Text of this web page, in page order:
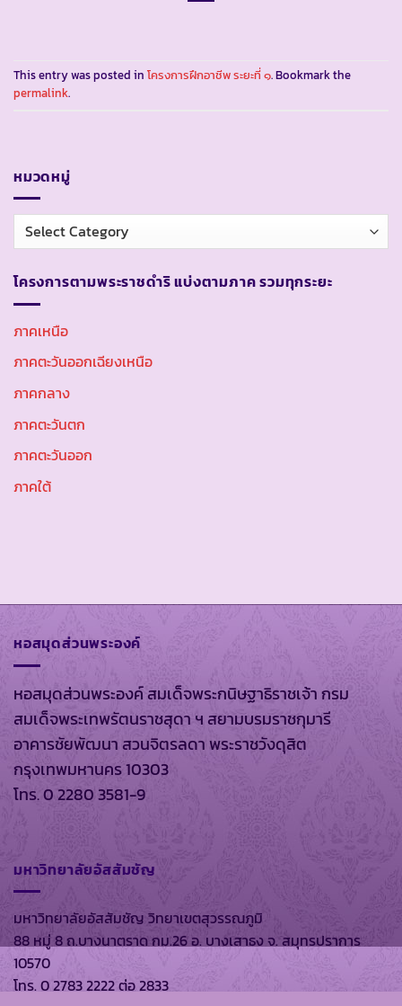
This entry was posted in โครงการฝึกอาชีพ ระยะที่ ๑. Bookmark the
permalink.
หมวดหมู่
หมวด
หมู่
โครงการตามพระราชดำริ แบ่งตามภาค รวมทุกระยะ
ภาคเหนือ
ภาคตะวันออกเฉียงเหนือ
ภาคกลาง
ภาคตะวันตก
ภาคตะวันออก
ภาคใต้
หอสมุดส่วนพระองค์
หอสมุดส่วนพระองค์ สมเด็จพระกนิษฐาธิราชเจ้า กรม
สมเด็จพระเทพรัตนราชสุดา ฯ สยามบรมราชกุมารี
อาคารชัยพัฒนา สวนจิตรลดา พระราชวังดุสิต
กรุงเทพมหานคร 10303
โทร. 0 2280 3581-9
มหาวิทยาลัยอัสสัมชัญ
มหาวิทยาลัยอัสสัมชัญ วิทยาเขตสุวรรณภูมิ
88 หมู่ 8 ถ.บางนาตราด กม.26 อ. บางเสาธง จ. สมุทรปราการ
10570
โทร. 0 2783 2222 ต่อ 2833